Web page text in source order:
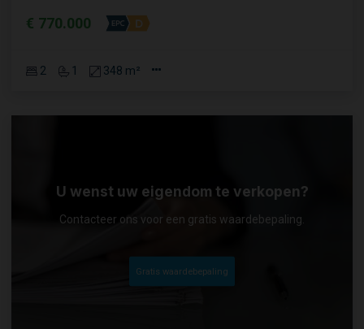
€ 770.000
2 1 348 m²
U wenst uw eigendom te verkopen?
Contacteer ons voor een gratis waardebepaling.
Gratis waardebepaling